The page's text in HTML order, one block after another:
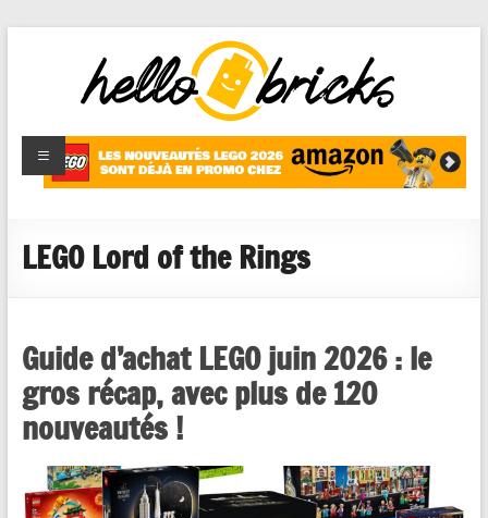
HelloBricks
Blog LEGO,
nouveaut�s
reviews
LEGO Lord of the Rings
Guide d’achat LEGO juin 2026 : le
gros récap, avec plus de 120
nouveautés !